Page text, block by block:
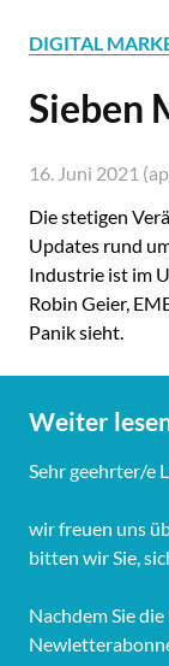
DIGITAL
Sieben
16. Juni 2021
Die stetigen
Updates rund
Industrie ist im
Robin Geier,
Panik sieht.
Weiter
Sehr geehrter/e
wir freuen uns
bitten wir Sie,
Nachdem Sie